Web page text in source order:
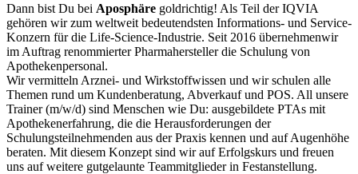
Dann bist Du bei Aposphäre goldrichtig! Als Teil der IQVIA
gehören wir zum weltweit bedeutendsten Informations- und Service-
Konzern für die Life-Science-Industrie. Seit 2016 übernehmenwir
im Auftrag renommierter Pharmahersteller die Schulung von
Apothekenpersonal.
Wir vermitteln Arznei- und Wirkstoffwissen und wir schulen alle
Themen rund um Kundenberatung, Abverkauf und POS. All unsere
Trainer (m/w/d) sind Menschen wie Du: ausgebildete PTAs mit
Apothekenerfahrung, die die Herausforderungen der
Schulungsteilnehmenden aus der Praxis kennen und auf Augenhöhe
beraten. Mit diesem Konzept sind wir auf Erfolgskurs und freuen
uns auf weitere gutgelaunte Teammitglieder in Festanstellung.